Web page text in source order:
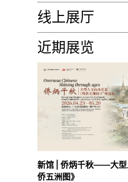
线上展厅
近期展览
新馆 | 侨炳千秋——大型
侨五洲图》